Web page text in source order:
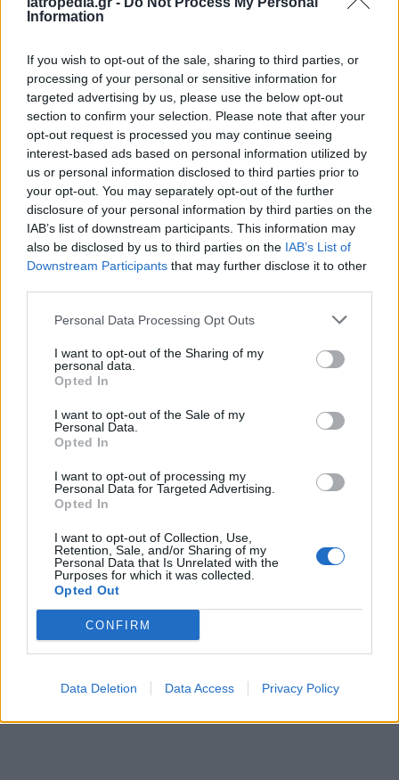
Information
If you wish to opt-out of the sale, sharing to third parties, or
processing of your personal or sensitive information for
targeted advertising by us, please use the below opt-out
section to confirm your selection. Please note that after your
opt-out request is processed you may continue seeing
interest-based ads based on personal information utilized by
us or personal information disclosed to third parties prior to
your opt-out. You may separately opt-out of the further
disclosure of your personal information by third parties on the
IAB’s list of downstream participants. This information may
also be disclosed by us to third parties on the IAB’s List of
Downstream Participants that may further disclose it to other
Personal Data Processing Opt Outs
I want to opt-out of the Sharing of my
personal data.
Opted In
I want to opt-out of the Sale of my
Personal Data.
Opted In
I want to opt-out of processing my
Personal Data for Targeted Advertising.
Opted In
I want to opt-out of Collection, Use,
Retention, Sale, and/or Sharing of my
Personal Data that Is Unrelated with the
Purposes for which it was collected.
Opted Out
CONFIRM
Data Deletion Data Access Privacy Policy
ΡΟΗ ΕΙΔΗΣΕΩΝ
ΕΙΔΗΣΕΙΣ 06 Αυγούστου 2026 19:30
Σαμοθράκη: Αγωνιώδης επιχείρηση διάσωσης
15χρονης – Τραυματίστηκε σε δύσβατο σημείο στη
5 σοβαρές λοιμώξεις που μπορεί να πάθουμε από το
νερό σε πισίνες, λίμνες και ποτάμια – Μέτρα
ΔΙΑΤΡΟΦΗ 06 Αυγούστου 2026 18:34
Συνειδητή διατροφή: Τα οφέλη του Mindful Eating και